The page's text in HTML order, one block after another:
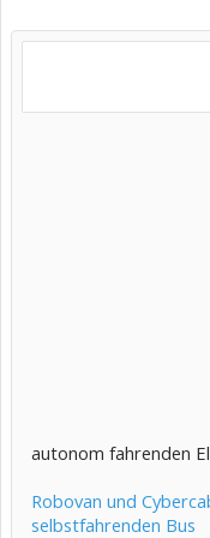
autonom fahrenden
Robovan und
selbstfahrenden Bus